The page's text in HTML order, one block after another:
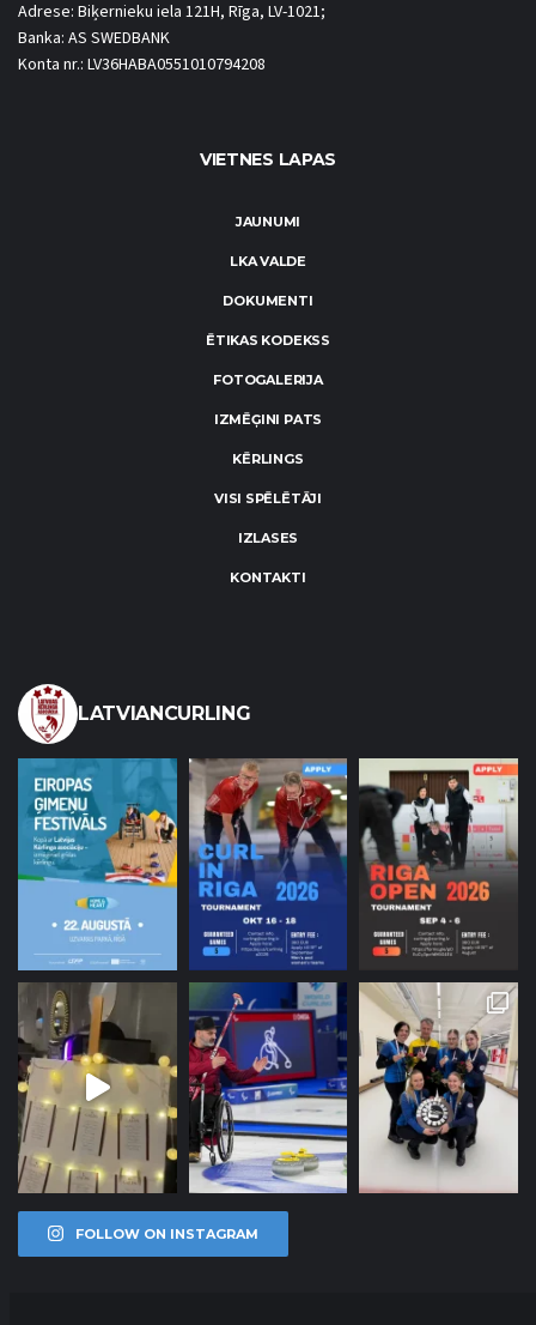
Adrese: Biķernieku iela 121H, Rīga, LV-1021;
Banka: AS SWEDBANK
Konta nr.: LV36HABA0551010794208
VIETNES LAPAS
JAUNUMI
LKA VALDE
DOKUMENTI
ĒTIKAS KODEKSS
FOTOGALERIJA
IZMĒĢINI PATS
KĒRLINGS
VISI SPĒLĒTĀJI
IZLASES
KONTAKTI
LATVIANCURLING
FOLLOW ON INSTAGRAM